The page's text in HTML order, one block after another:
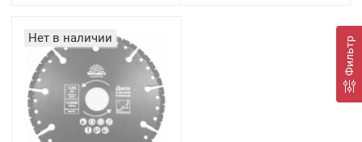
Фильтр
Нет в наличии